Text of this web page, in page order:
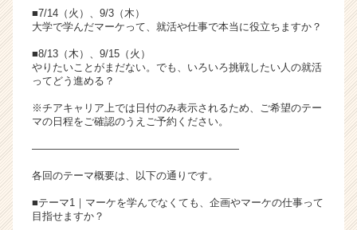
■7/14（火）、9/3（木）
大学で学んだマーケって、就活や仕事で本当に役立ちますか？
■8/13（木）、9/15（火）
やりたいことがまだない。でも、いろいろ挑戦したい人の就活
ってどう進める？
※チアキャリア上では日付のみ表示されるため、ご希望のテー
マの日程をご確認のうえご予約ください。
――――――――――――――――――――
各回のテーマ概要は、以下の通りです。
■テーマ1｜マーケを学んでなくても、企画やマーケの仕事って
目指せますか？